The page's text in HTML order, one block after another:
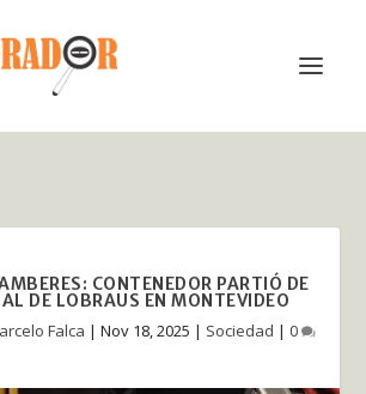
CONTENEDOR PARTIÓ DE
DE LOBRAUS EN MONTEVIDEO
Falca | Nov 18, 2025 | Sociedad | 0